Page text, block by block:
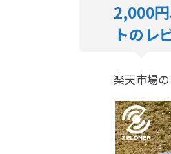
2,000
トのレ
楽天市場